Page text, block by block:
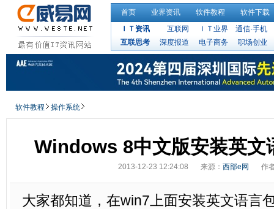
首页 业界资讯 软件教程
软件下载
ＩＴ资讯
互联网 ＩＴ业界
通信·手机
互联思考
深度报道 电子商务 职场创业
软件教程 操作系统
Windows 8中文版安装英文
2013-12-23 12:24:08 来源： 西部e网 作
大家都知道，在win7上面安装英文语言